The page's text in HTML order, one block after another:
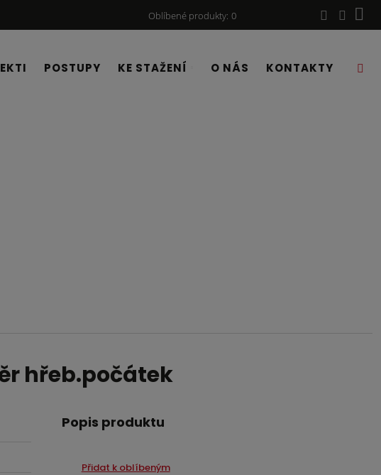
Oblíbené produkty 0
POSTUPY KE STAŽENÍ O NÁS KONTAKTY
hřeb.počátek
Popis produktu
Přidat k oblíbeným